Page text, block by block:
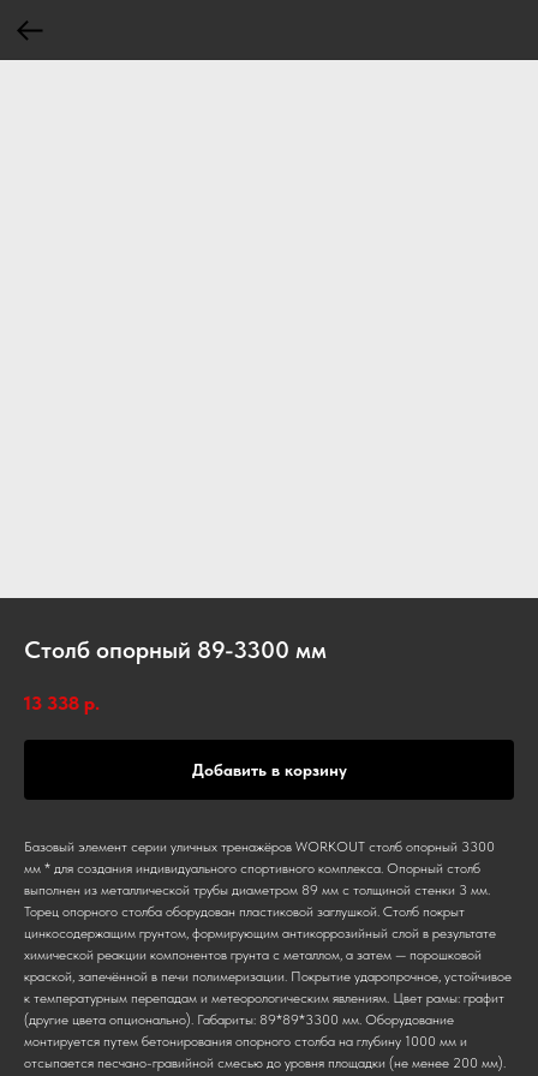
Столб опорный 89-3300 мм
13 338 р.
Добавить в корзину
Базовый элемент серии уличных тренажёров WORKOUT столб опорный 3300
мм * для создания индивидуального спортивного комплекса. Опорный столб
выполнен из металлической трубы диаметром 89 мм с толщиной стенки 3 мм.
Торец опорного столба оборудован пластиковой заглушкой. Столб покрыт
цинкосодержащим грунтом, формирующим антикоррозийный слой в результате
химической реакции компонентов грунта с металлом, а затем — порошковой
краской, запечённой в печи полимеризации. Покрытие ударопрочное, устойчивое
к температурным перепадам и метеорологическим явлениям. Цвет рамы: графит
(другие цвета опционально). Габариты: 89*89*3300 мм. Оборудование
монтируется путем бетонирования опорного столба на глубину 1000 мм и
отсыпается песчано-гравийной смесью до уровня площадки (не менее 200 мм).